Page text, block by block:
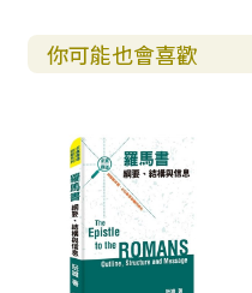
你可能也會喜歡